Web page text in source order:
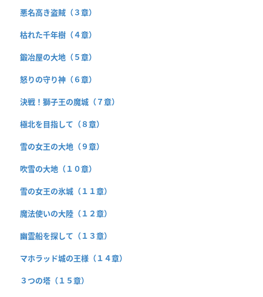
悪名高き盗賊（３章）
枯れた千年樹（４章）
鍛冶屋の大地（５章）
怒りの守り神（６章）
決戦！獅子王の魔城（７章）
極北を目指して（８章）
雪の女王の大地（９章）
吹雪の大地（１０章）
雪の女王の氷城（１１章）
魔法使いの大陸（１２章）
幽霊船を探して（１３章）
マホラッド城の王様（１４章）
３つの塔（１５章）